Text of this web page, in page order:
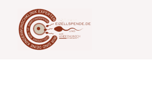
springen
Inhalt
springen